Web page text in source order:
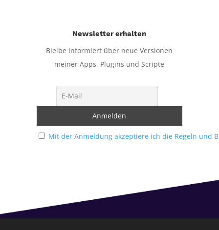
Newsletter erhalten
Bleibe informiert über neue Versionen
meiner Apps, Plugins und Scripte
Mit der Anmeldung akzeptiere ich die Regeln und